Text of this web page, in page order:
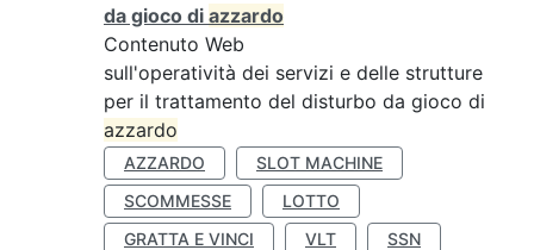
da gioco di azzardo
Contenuto Web
sull'operatività dei servizi e delle strutture
per il trattamento del disturbo da gioco di
azzardo
AZZARDO
SLOT MACHINE
SCOMMESSE
LOTTO
GRATTA E VINCI
VLT
SSN